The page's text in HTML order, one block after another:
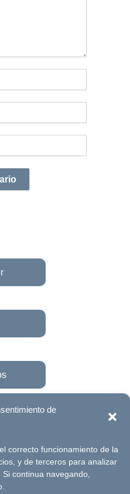
de
correcto funcionamiento de la
y de terceros para analizar
continua navegando,
2017. Web